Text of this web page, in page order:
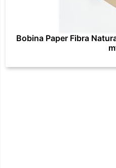
Bobina Paper Fibra